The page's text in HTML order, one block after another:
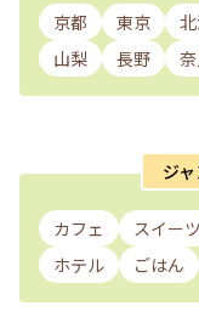
京都 東京
山梨
長野
ジ
カフェ スイーツ
ホテル
ごはん